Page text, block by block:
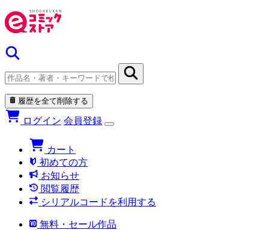
履歴を全て削除する
ログイン 会員登録
カート
初めての方
お知らせ
閲覧履歴
シリアルコードを利用する
無料・セール作品